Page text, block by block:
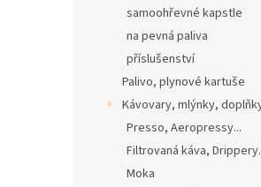
samoohřevné kapstle
na pevná paliva
příslušenství
Palivo, plynové kartuše
Kávovary, mlýnky,
Presso, Aeropressy...
Filtrovaná káva,
Moka